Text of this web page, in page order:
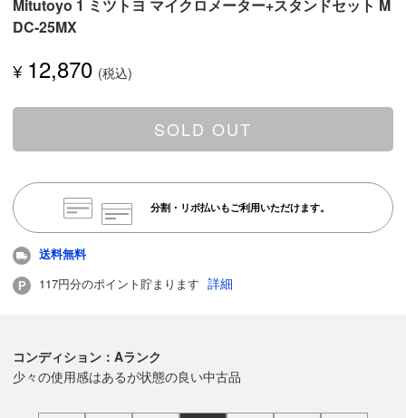
Mitutoyo 1 ミツトヨ マイクロメーター+スタンドセット M
DC-25MX
¥ 12,870
SOLD OUT
分割・リボ払いもご利用いただけます。
送料無料
117円分のポイント貯まります 詳細
コンディション：Aランク
少々の使用感はあるが状態の良い中古品